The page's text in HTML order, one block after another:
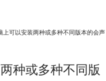
上可以安装两种或多种不同版本的会声
种或多种不同版